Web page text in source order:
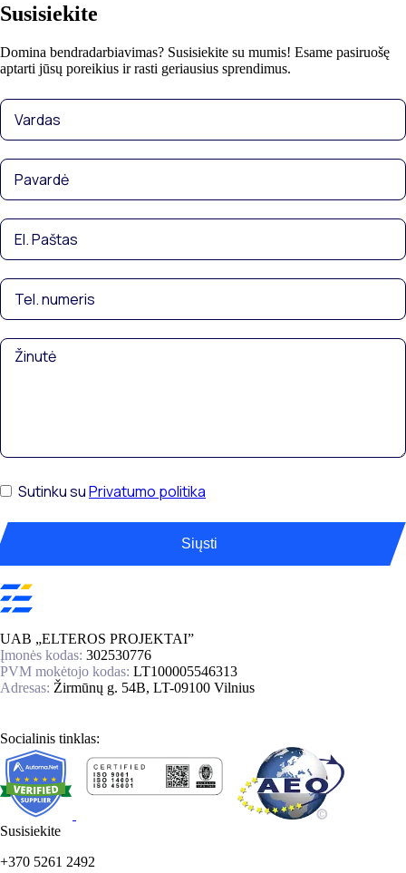
Susisiekite
Domina bendradarbiavimas? Susisiekite su mumis! Esame pasiruošę
aptarti jūsų poreikius ir rasti geriausius sprendimus.
Sutinku suPrivatumo politika
Siųsti
UAB „ELTEROS PROJEKTAI”
Įmonės kodas: 302530776
PVM mokėtojo kodas: LT100005546313
Adresas: Žirmūnų g. 54B, LT-09100 Vilnius
Socialinis tinklas:
Susisiekite
+370 5261 2492